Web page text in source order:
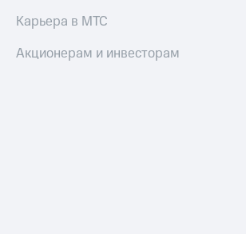
Карьера в МТС
Акционерам и инвесторам